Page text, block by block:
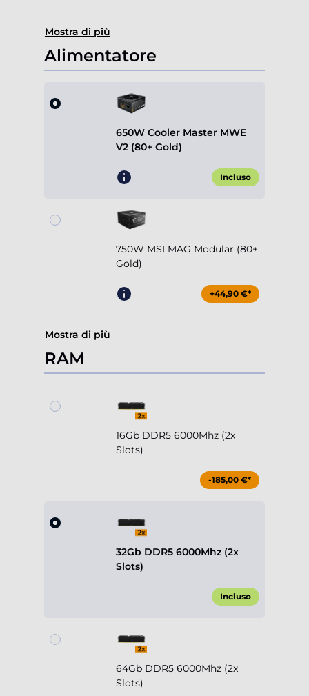
Mostra di più
Alimentatore
650W Cooler Master MWE
V2 (80+ Gold)
Incluso
750W MSI MAG Modular (80+
Gold)
+44,90 €*
Mostra di più
RAM
16Gb DDR5 6000Mhz (2x
Slots)
-185,00 €*
32Gb DDR5 6000Mhz (2x
Slots)
Incluso
64Gb DDR5 6000Mhz (2x
Slots)